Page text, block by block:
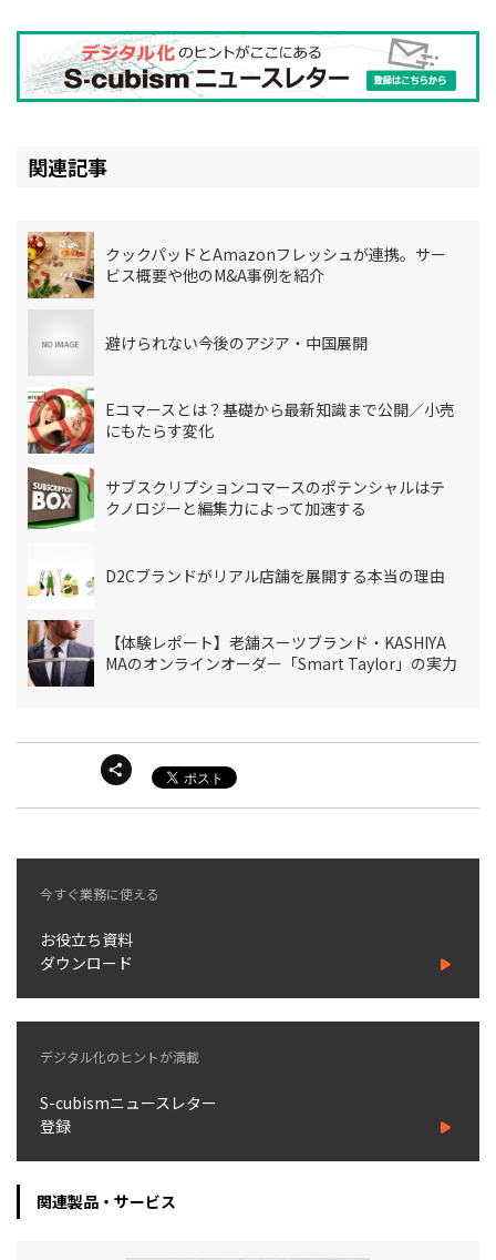
関連記事
クックパッドとAmazonフレッシュが連携。サー
ビス概要や他のM&A事例を紹介
避けられない今後のアジア・中国展開
Eコマースとは？基礎から最新知識まで公開／小売
にもたらす変化
サブスクリプションコマースのポテンシャルはテ
クノロジーと編集力によって加速する
D2Cブランドがリアル店舗を展開する本当の理由
【体験レポート】老舗スーツブランド・KASHIYA
MAのオンラインオーダー「Smart Taylor」の実力
今すぐ業務に使える
お役立ち資料
ダウンロード
デジタル化のヒントが満載
S-cubismニュースレター
登録
関連製品・サービス